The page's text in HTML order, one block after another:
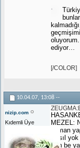
ediyor…
[/COLOR]
10.04.07, 13:08 --
nizip.com
Kıdemli Üye
MEZEL:
zaman
Nasıl
Tüh be